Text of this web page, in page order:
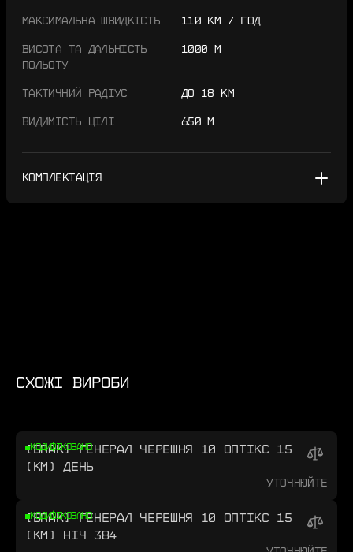
МАКСИМАЛЬНА ШВИДКІСТЬ 110 КМ / ГОД
ВИСОТА ТА ДАЛЬНІСТЬ
ПОЛЬОТУ
1000 М
ТАКТИЧНИЙ РАДІУС ДО 18 КМ
ВИДИМІСТЬ ЦІЛІ 650 М
КОМПЛЕКТАЦІЯ
СХОЖІ ВИРОБИ
[БПАК] ГЕНЕРАЛ ЧЕРЕШНЯ 10 ОПТІКС 15
(КМ) ДЕНЬ
Уточнюйте
КОДИФІКОВАНО
[БПАК] ГЕНЕРАЛ ЧЕРЕШНЯ 10 ОПТІКС 15
(КМ) НІЧ 384
КОДИФІКОВАНО